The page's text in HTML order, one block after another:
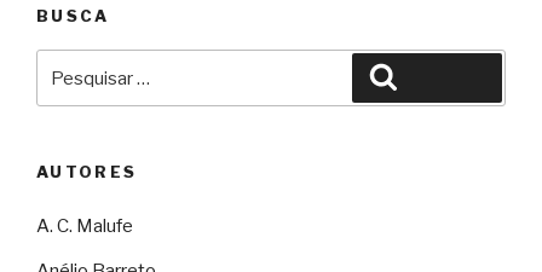
BUSCA
por:
AUTORES
A. C. Malufe